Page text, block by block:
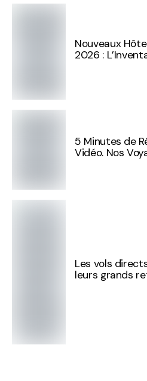
Nouveaux
2026 :
5 Minutes de
Vidéo. Nos
Les vols
leurs grands